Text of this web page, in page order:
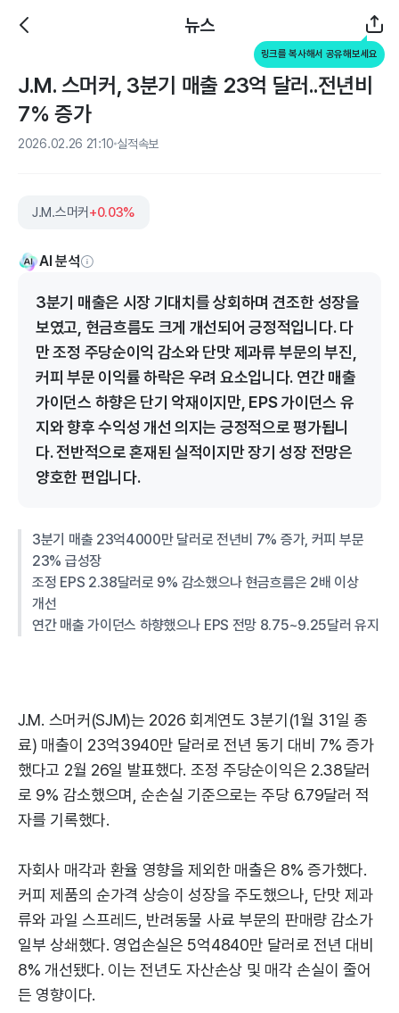
뉴스
링크를 복사해서 공유해보세요
J.M. 스머커, 3분기 매출 23억 달러..전년비
7% 증가
2026.02.26 21:10 실적속보
J.M.스머커 +0.03%
AI 분석
3분기 매출은 시장 기대치를 상회하며 견조한 성장을
보였고, 현금흐름도 크게 개선되어 긍정적입니다. 다
만 조정 주당순이익 감소와 단맛 제과류 부문의 부진,
커피 부문 이익률 하락은 우려 요소입니다. 연간 매출
가이던스 하향은 단기 악재이지만, EPS 가이던스 유
지와 향후 수익성 개선 의지는 긍정적으로 평가됩니
다. 전반적으로 혼재된 실적이지만 장기 성장 전망은
양호한 편입니다.
3분기 매출 23억4000만 달러로 전년비 7% 증가, 커피 부문
23% 급성장
조정 EPS 2.38달러로 9% 감소했으나 현금흐름은 2배 이상
개선
연간 매출 가이던스 하향했으나 EPS 전망 8.75~9.25달러 유지
J.M. 스머커(SJM)는 2026 회계연도 3분기(1월 31일 종
료) 매출이 23억3940만 달러로 전년 동기 대비 7% 증가
했다고 2월 26일 발표했다. 조정 주당순이익은 2.38달러
로 9% 감소했으며, 순손실 기준으로는 주당 6.79달러 적
자를 기록했다.
자회사 매각과 환율 영향을 제외한 매출은 8% 증가했다.
커피 제품의 순가격 상승이 성장을 주도했으나, 단맛 제과
류와 과일 스프레드, 반려동물 사료 부문의 판매량 감소가
일부 상쇄했다. 영업손실은 5억4840만 달러로 전년 대비
8% 개선됐다. 이는 전년도 자산손상 및 매각 손실이 줄어
든 영향이다.